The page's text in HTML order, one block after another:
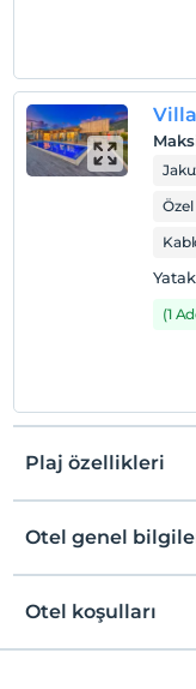
(1
Plaj özellikleri
Plaja
Otel genel
Otel koşulları
Check/in